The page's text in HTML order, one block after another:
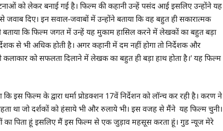
को लेकर बनाई गई है। फिल्म की कहानी उन्हें पसंद आई इसलिए उन्होंने यह
दिए। इन सवाल-जवाबों में उन्होंने बताया कि वह बहुत ही सकारात्मक
कि फिल्म जगत में उन्हें यह मुकाम हासिल करने में लेखकों का बहुत बड़ा
से भी अधिक होती है। अगर कहानी में दम नहीं होगा तो निर्देशक और
को सफलता दिलाने में लेखक का बहुत ही बड़ा हाथ होता है।’ यह फिल्म
इस फिल्म के द्वारा धर्मा प्रोडक्शन 17वें निर्देशन को लॉन्च कर रही है। करण ने
था जो दर्शकों को हंसाये भी और रुलाये भी। इस वजह से मैंने यह फिल्म चुनी।
का पिता हूं इसलिए मैं इस फिल्म से एक जुड़ाव महसूस करता हूं। गुड न्यूज मेरे